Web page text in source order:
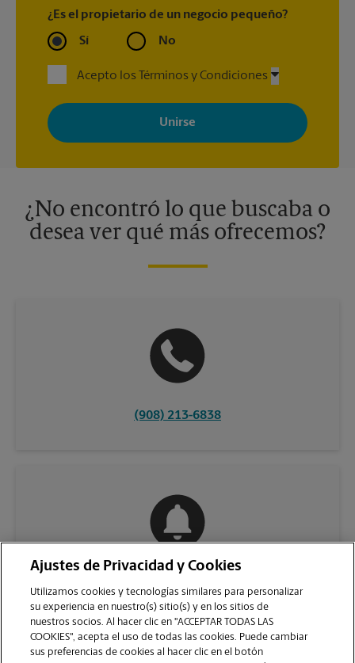
¿Es el propietario de un negocio pequeño?
Sí No
Acepto los Términos y Condiciones
Al registrarse, acepta recibir correos electrónicos de The UPS
Store con noticias, ofertas especiales, promociones y mensajes
adaptados a sus intereses. Puede darse de baja en cualquier
momento. Para más información, consulte nuestra política de
¿No encontró lo que buscaba o
desea ver qué más ofrecemos?
(908) 213-6838
Ajustes de Privacidad y Cookies
Utilizamos cookies y tecnologías similares para personalizar
su experiencia en nuestro(s) sitio(s) y en los sitios de
nuestros socios. Al hacer clic en "ACCEPTAR TODAS LAS
COOKIES", acepta el uso de todas las cookies. Puede cambiar
sus preferencias de cookies al hacer clic en el botón